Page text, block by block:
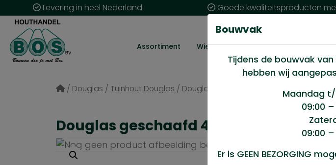
Levering in heel Nederland Goede kwaliteitsproducten
Assortiment Wie zijn wij? Klantenservice
/ Douglas / Tuinhout Douglas / Douglas geschaafd 45×95
Douglas geschaafd 45x95
Bouwvak
Tijdens de bouwvak
hebben wij
Maandag
09:00 –
09:00 –
Er is GEEN BEZORGING